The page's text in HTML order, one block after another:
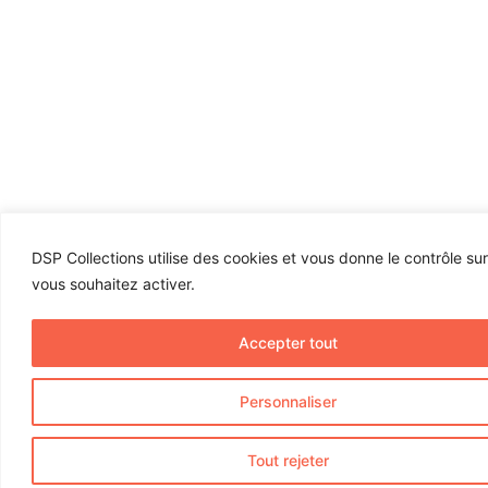
DSP Collections utilise des cookies et vous donne le contrôle
vous souhaitez activer.
Personnaliser
Tout rejeter
Accepter tout